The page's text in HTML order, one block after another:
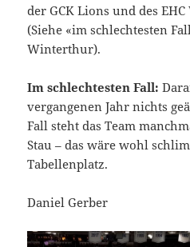
der GCK Lions und des
(Siehe «im schlechtesten
Winterthur).
Im schlechtesten Fall:
vergangenen Jahr nichts
Fall steht das Team
Stau – das wäre wohl
Tabellenplatz.
Daniel Gerber